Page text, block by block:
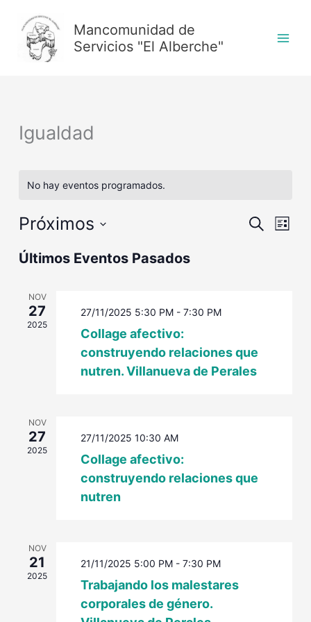
contenido
Mancomunidad de
Servicios "El Alberche"
Igualdad
No hay eventos programados.
Navegación
Buscar
Lista
Próximos
la
Últimos Eventos Pasados
NOV
27
2025
27/11/2025 5:30 PM- 7:30 PM
Collage afectivo:
construyendo relaciones que
nutren. Villanueva de Perales
NOV
27
2025
27/11/2025 10:30 AM
Collage afectivo:
construyendo relaciones que
nutren
NOV
21
2025
21/11/2025 5:00 PM- 7:30 PM
Trabajando los malestares
corporales de género.